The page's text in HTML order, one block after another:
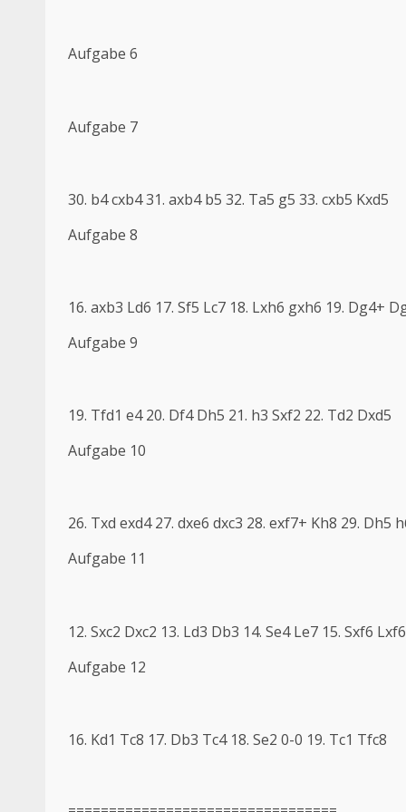
Aufgabe 6
Aufgabe 7
30. b4 cxb4 31. axb4 b5 32. Ta5 g5 33. cxb5 Kxd5
Aufgabe 8
16. axb3 Ld6 17. Sf5 Lc7 18. Lxh6 gxh6 19. Dg4+
Aufgabe 9
19. Tfd1 e4 20. Df4 Dh5 21. h3 Sxf2 22. Td2 Dxd5
Aufgabe 10
26. Txd exd4 27. dxe6 dxc3 28. exf7+ Kh8 29. Dh5
Aufgabe 11
12. Sxc2 Dxc2 13. Ld3 Db3 14. Se4 Le7 15. Sxf6 Lxf6
Aufgabe 12
16. Kd1 Tc8 17. Db3 Tc4 18. Se2 0-0 19. Tc1 Tfc8